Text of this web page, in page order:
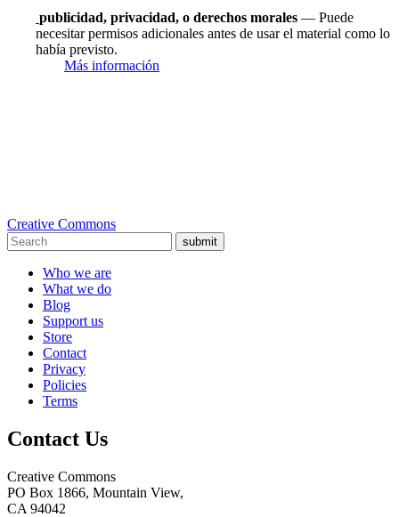
publicidad, privacidad, o derechos morales — Puede
necesitar permisos adicionales antes de usar el material como lo
había previsto.
Más información
Creative Commons
submit
Who we are
What we do
Blog
Support us
Store
Contact
Privacy
Policies
Terms
Contact Us
Creative Commons
PO Box 1866, Mountain View,
CA 94042